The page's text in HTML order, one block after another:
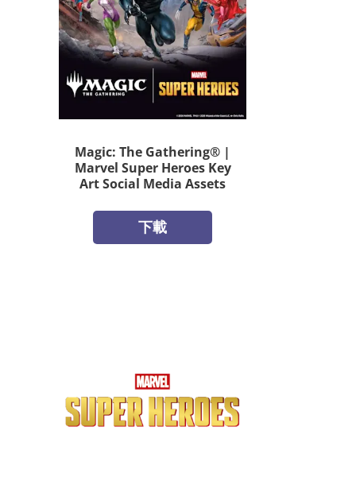
Magic: The Gathering® |
Marvel Super Heroes Key
Art Social Media Assets
下載